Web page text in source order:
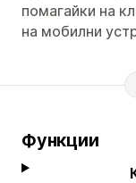
помагайки на
на мобилни
Функции